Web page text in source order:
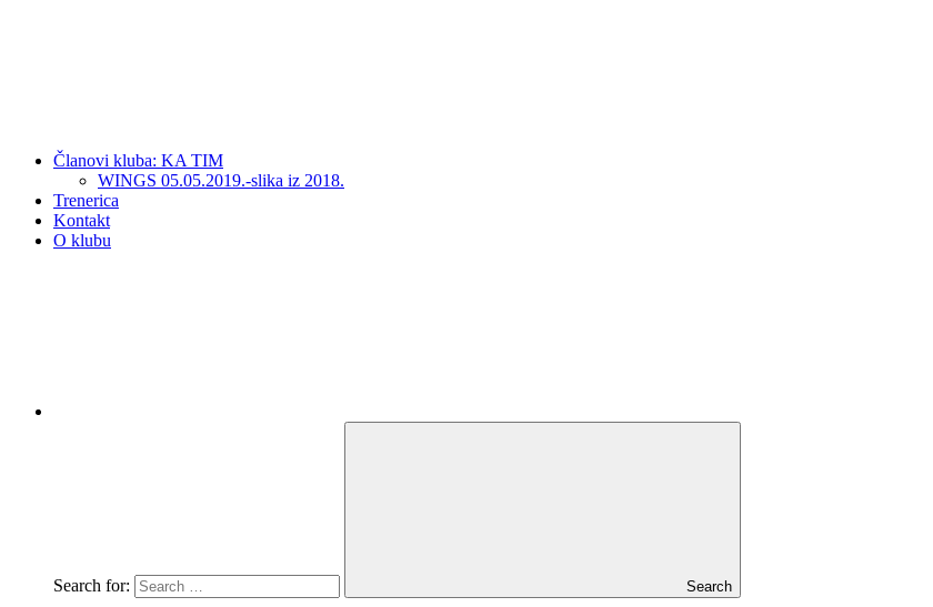
Članovi kluba: KA TIM
WINGS 05.05.2019.-slika iz 2018.
Trenerica
Kontakt
O klubu
Search for: Search